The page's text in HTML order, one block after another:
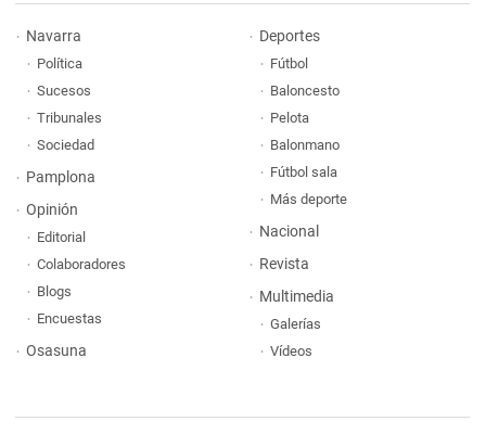
Navarra
Política
Sucesos
Tribunales
Sociedad
Pamplona
Opinión
Editorial
Colaboradores
Blogs
Encuestas
Osasuna
Deportes
Fútbol
Baloncesto
Pelota
Balonmano
Fútbol sala
Más deporte
Nacional
Revista
Multimedia
Galerías
Vídeos